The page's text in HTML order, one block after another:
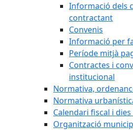
Informació dels
contractant
Convenis
Informació per
Període mitjà
Contractes i
institucional
Normativa,
Normativa
Calendari fiscal i
Organització